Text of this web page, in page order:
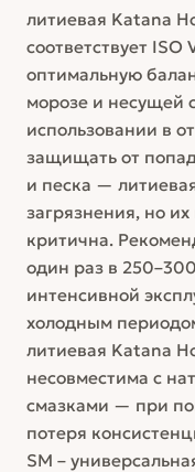
литиевая Katana
соответствует ISO
оптимальную
морозе и несущей
использовании в
защищать от
и песка —
загрязнения, но
критична.
один раз в
интенсивной
холодным
литиевая Katana
несовместима с
смазками — при
потеря
SM –